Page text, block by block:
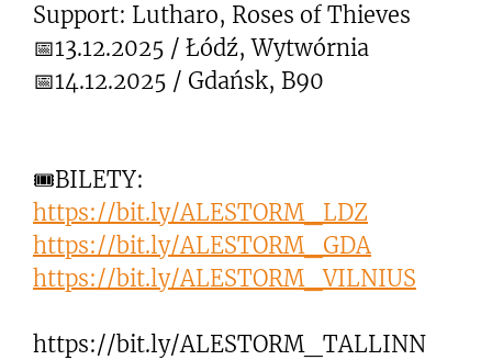
Support: Lutharo, Roses of Thieves
📅13.12.2025 / Łódź, Wytwórnia
📅14.12.2025 / Gdańsk, B90
🎟BILETY:
https://bit.ly/ALESTORM_LDZ
https://bit.ly/ALESTORM_GDA
https://bit.ly/ALESTORM_VILNIUS
https://bit.ly/ALESTORM_TALLINN